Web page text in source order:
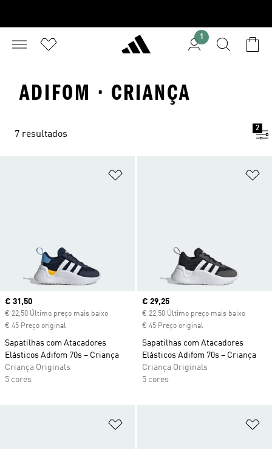
1
ADIFOM · CRIANÇA
7 resultados
2
Current price
€ 31,50
€ 22,50 Último preço mais baixo
€ 45 Preço original
Sapatilhas com Atacadores
Elásticos Adifom 70s – Criança
Criança Originals
5 cores
Current price
€ 29,25
€ 22,50 Último preço mais baixo
€ 45 Preço original
Sapatilhas com Atacadores
Elásticos Adifom 70s – Criança
Criança Originals
5 cores